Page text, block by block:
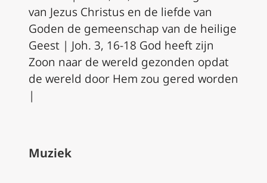
van Jezus Christus en de liefde van
Goden de gemeenschap van de heilige
Geest | Joh. 3, 16-18 God heeft zijn
Zoon naar de wereld gezonden opdat
de wereld door Hem zou gered worden
|
Muziek